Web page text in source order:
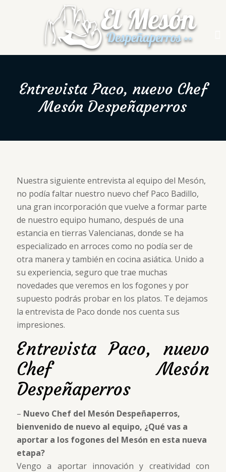
Entrevista Paco, nuevo Chef
Mesón Despeñaperros
Nuestra siguiente entrevista al equipo del Mesón,
no podía faltar nuestro nuevo chef Paco Badillo,
una gran incorporación que vuelve a formar parte
de nuestro equipo humano, después de una
estancia en tierras Valencianas, donde se ha
especializado en arroces como no podía ser de
otra manera y también en cocina asiática. Unido a
su experiencia, seguro que trae muchas
novedades que veremos en los fogones y por
supuesto podrás probar en los platos. Te dejamos
la entrevista de Paco donde nos cuenta sus
impresiones.
Entrevista Paco, nuevo
Chef Mesón
Despeñaperros
– Nuevo Chef del Mesón Despeñaperros,
bienvenido de nuevo al equipo, ¿Qué vas a
aportar a los fogones del Mesón en esta nueva
etapa?
Vengo a aportar innovación y creatividad con